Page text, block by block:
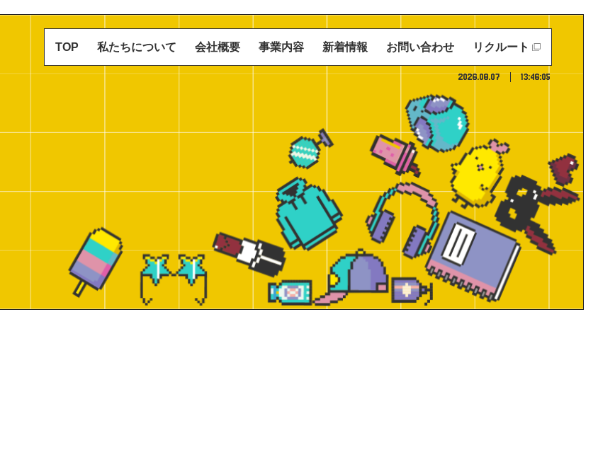
TOP 私たちについて 会社概要 事業内容 新着情報 お問い合わせ リクルート
2026.08.07 13:46:06